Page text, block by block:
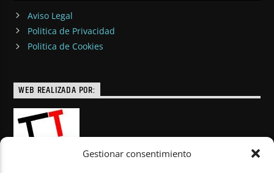
Gestionar consentimiento
Aviso Legal
Politica de Privacidad
Politica de Cookies
WEB REALIZADA POR: